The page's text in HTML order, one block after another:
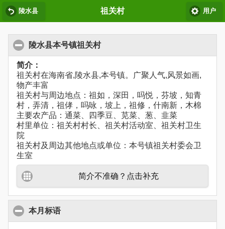
陵水县 祖关村 用户
陵水县本号镇祖关村
简介：
祖关村在海南省,陵水县,本号镇。广聚人气,风景如画,
物产丰富
祖关村与周边地点：祖如，深田，吗悦，芬坡，知青
村，弄清，祖侾，吗咏，坡上，祖修，什南新，木棉
主要农产品：通菜、四季豆、苋菜、葱、韭菜
村里单位：祖关村村长、祖关村活动室、祖关村卫生
院
祖关村及周边其他地点或单位：本号镇祖关村委会卫
生室
简介不准确？点击补充
本月标语